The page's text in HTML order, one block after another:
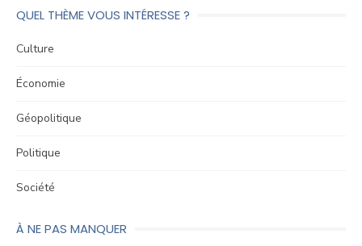
QUEL THÈME VOUS INTÉRESSE ?
Culture
Économie
Géopolitique
Politique
Société
À NE PAS MANQUER